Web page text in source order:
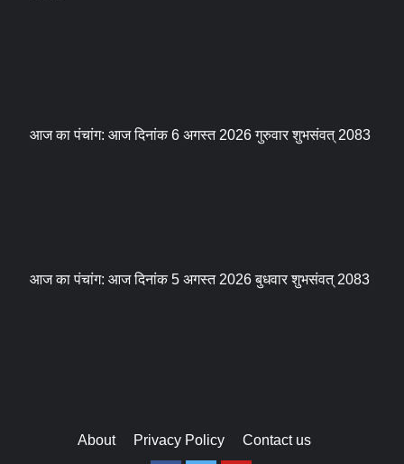
आज का पंचांग: आज दिनांक 6 अगस्त 2026 गुरुवार शुभसंवत् 2083
आज का पंचांग: आज दिनांक 5 अगस्त 2026 बुधवार शुभसंवत् 2083
About Privacy Policy Contact us